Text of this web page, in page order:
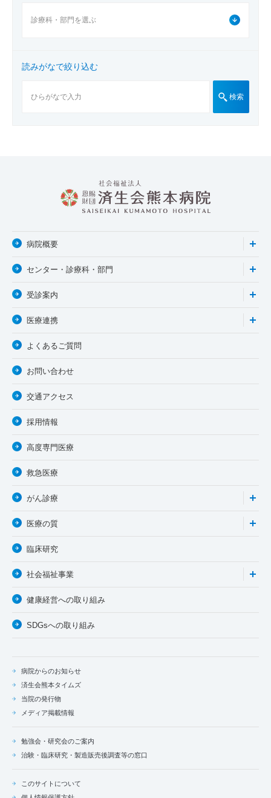
読みがなで絞り込む
検索
病院からのお知らせ
済生会熊本タイムズ
当院の発行物
メディア掲載情報
勉強会・研究会のご案内
治験・臨床研究・製造販売後調査等の窓口
このサイトについて
病院概要
センター・診療科・部門
受診案内
医療連携
よくあるご質問
お問い合わせ
交通アクセス
採用情報
高度専門医療
救急医療
がん診療
医療の質
臨床研究
社会福祉事業
健康経営への取り組み
SDGsへの取り組み